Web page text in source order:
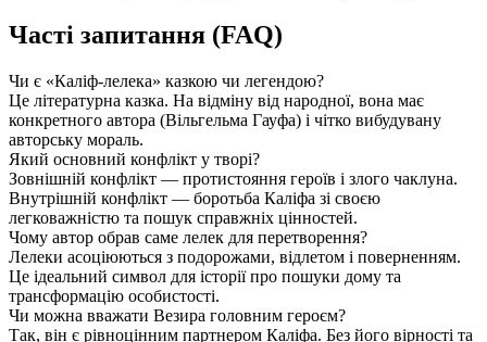
Часті запитання (FAQ)
Чи є «Каліф-лелека» казкою чи легендою?
Це літературна казка. На відміну від народної, вона має
конкретного автора (Вільгельма Гауфа) і чітко вибудувану
авторську мораль.
Який основний конфлікт у творі?
Зовнішній конфлікт — протистояння героїв і злого чаклуна.
Внутрішній конфлікт — боротьба Каліфа зі своєю
легковажністю та пошук справжніх цінностей.
Чому автор обрав саме лелек для перетворення?
Лелеки асоціюються з подорожами, відлетом і поверненням.
Це ідеальний символ для історії про пошуки дому та
трансформацію особистості.
Чи можна вважати Везира головним героєм?
Так, він є рівноцінним партнером Каліфа. Без його вірності та